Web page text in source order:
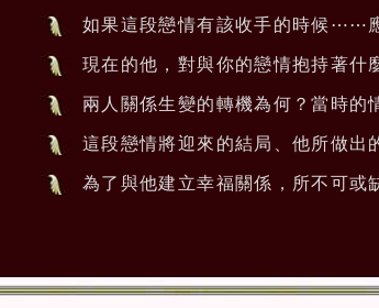
如果這段戀情有該收手的時候⋯⋯
現在的他，對與你的戀情抱持著什
兩人關係生變的轉機為何？當時的
這段戀情將迎來的結局、他所做出
為了與他建立幸福關係，所不可或